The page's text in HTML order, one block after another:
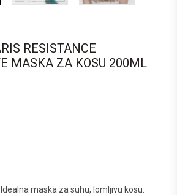
RESISTANCE
MASKA ZA KOSU 200ML
maska za suhu, lomljivu kosu.